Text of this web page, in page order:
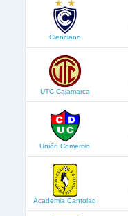
Cienciano
UTC Cajamarca
Unión Comercio
Academia Cantolao